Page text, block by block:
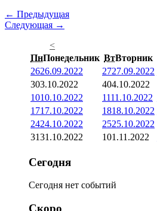
← Предыдущая
Следующая →
<
ПнПонедельник ВтВторник
2626.09.2022 2727.09.2022
303.10.2022 404.10.2022
1010.10.2022 1111.10.2022
1717.10.2022 1818.10.2022
2424.10.2022 2525.10.2022
3131.10.2022 101.11.2022
Сегодня
Сегодня нет событий
Скоро